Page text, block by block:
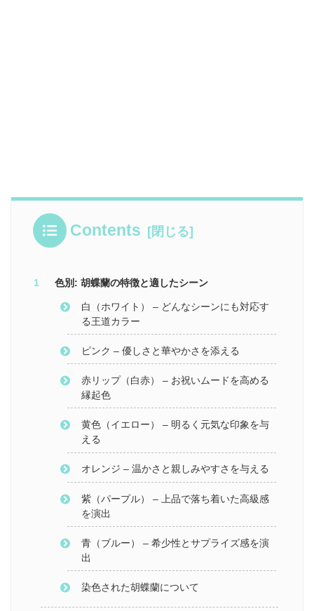
Contents
色別: 胡蝶蘭の特徴と適したシーン
白（ホワイト） – どんなシーンにも対応す
る王道カラー
ピンク – 優しさと華やかさを添える
赤リップ（白赤） – お祝いムードを高める
縁起色
黄色（イエロー） – 明るく元気な印象を与
える
オレンジ – 温かさと親しみやすさを与える
紫（パープル） – 上品で落ち着いた高級感
を演出
青（ブルー） – 希少性とサプライズ感を演
出
染色された胡蝶蘭について